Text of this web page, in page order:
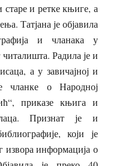
и ретке књиге, а
Татјана је објавила
и чланака у
Радила је и
а у завичајној и
чланке о Народној
приказе књига и
Признат је и
који је
извора информација о